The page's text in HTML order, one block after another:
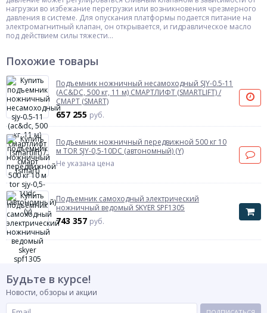
нагрузки во избежание перегрузки или возникновения чрезмерного
давления в системе. Для опускания платформы подается питание на
электромагнитный клапан, он открывается, и гидравлическое масло
под действием силы тяжести...
Похожие товары
Подъемник ножничный несамоходный SJY-0.5-11
(AC&DC, 500 кг, 11 м) СМАРТЛИФТ (SMARTLIFT) /
СМАРТ (SMART)
657 255 руб.
Подъемник ножничный передвижной 500 кг 10
м TOR SJY-0,5-10DC (автономный) (Y)
Не указана цена
Подъемник самоходный электрический
ножничный ведомый SKYER SPF1305
743 357 руб.
Будьте в курсе!
Новости, обзоры и акции